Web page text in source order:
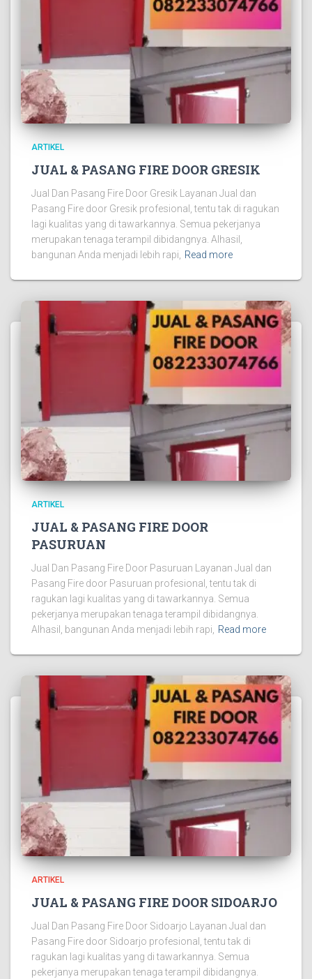
ARTIKEL
JUAL & PASANG FIRE DOOR GRESIK
Jual Dan Pasang Fire Door Gresik Layanan Jual dan
Pasang Fire door Gresik profesional, tentu tak di ragukan
lagi kualitas yang di tawarkannya. Semua pekerjanya
merupakan tenaga terampil dibidangnya. Alhasil,
bangunan Anda menjadi lebih rapi,
Read more
ARTIKEL
JUAL & PASANG FIRE DOOR
PASURUAN
Jual Dan Pasang Fire Door Pasuruan Layanan Jual dan
Pasang Fire door Pasuruan profesional, tentu tak di
ragukan lagi kualitas yang di tawarkannya. Semua
pekerjanya merupakan tenaga terampil dibidangnya.
Alhasil, bangunan Anda menjadi lebih rapi, Read more
ARTIKEL
JUAL & PASANG FIRE DOOR SIDOARJO
Jual Dan Pasang Fire Door Sidoarjo Layanan Jual dan
Pasang Fire door Sidoarjo profesional, tentu tak di
ragukan lagi kualitas yang di tawarkannya. Semua
pekerjanya merupakan tenaga terampil dibidangnya.